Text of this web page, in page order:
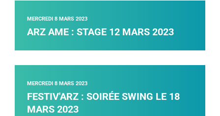
ARZ AME : STAGE 12 MARS 2023
MERCREDI 8 MARS 2023
FESTIV'ARZ : SOIRÉE SWING LE 18
MARS 2023
MERCREDI 8 MARS 2023